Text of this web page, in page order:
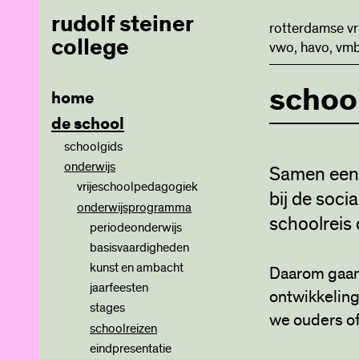
rudolf steiner
college
home
de school
schoolgids
onderwijs
vrijeschoolpedagogiek
ontwikkelingsfasen
leerplannen
onderwijsprogramma
periodeonderwijs
basisvaardigheden
kunst en ambacht
jaarfeesten
stages
schoolreizen
eindpresentatie
rotterdamse
vwo, havo,
Samen
bij de
schoolreis
Daarom
we ouders